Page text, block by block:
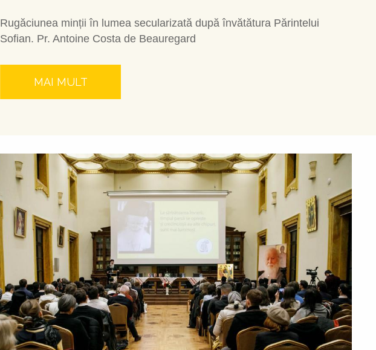
Rugăciunea minții în lumea secularizată după învătătura Părintelui
Sofian. Pr. Antoine Costa de Beauregard
MAI MULT